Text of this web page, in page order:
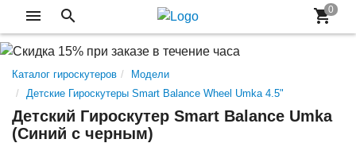
Каталог гироскутеров
Модели
Детские Гироскутеры Smart Balance Wheel Umka 4.5"
Детский Гироскутер Smart Balance Umka
(Синий с черным)